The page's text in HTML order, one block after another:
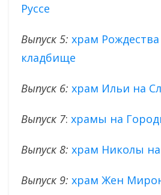
Руссе
Выпуск 5: храм
кладбище
Выпуск 6: храм Ильи на
Выпуск 7: храмы на
Выпуск 8: храм Николы
Выпуск 9: храм Жен